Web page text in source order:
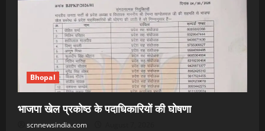
Bhopal
भाजपा खेल प्रकोष्ठ के पदाधिकारियों की घोषणा
scnnewsindia.com